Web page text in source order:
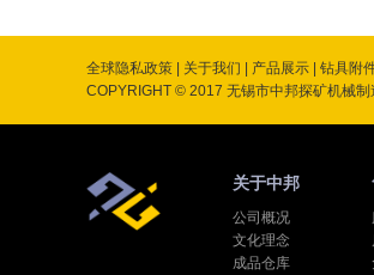
全球隐私政策 关于我们 产品展示 钻具附
COPYRIGHT © 2017 无锡市中邦探矿机械
关于中邦
公司概况
文化理念
成品仓库